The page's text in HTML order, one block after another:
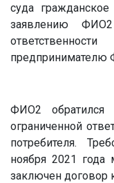
суда
заявлению
предпринимателю
ФИО2
ограниченной
потребителя.
ноября 2021
заключен договор